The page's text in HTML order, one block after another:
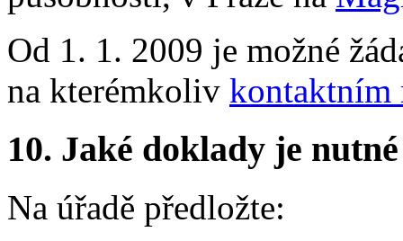
Od 1. 1. 2009 je možné
na kterémkoliv kontaktním
10. Jaké doklady je
Na úřadě předložte: